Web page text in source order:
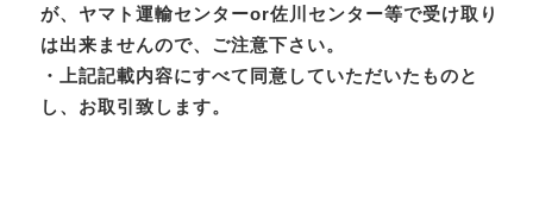
が、ヤマト運輸センターor佐川センター等で受け取り
は出来ませんので、ご注意下さい。
・上記記載内容にすべて同意していただいたものと
し、お取引致します。